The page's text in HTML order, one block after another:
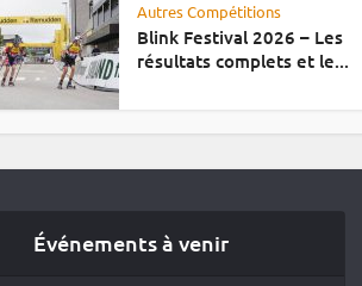
Autres Compétitions
Blink Festival 2026 – Les
résultats complets et le...
Événements à venir